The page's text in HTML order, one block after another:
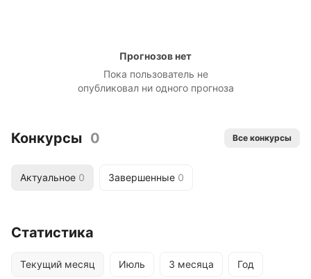
Прогнозов нет
Пока пользователь не
опубликовал ни одного прогноза
Конкурсы 0 Все конкурсы
Актуальное 0 Завершенные 0
Статистика
Текущий месяц Июль 3 месяца Год